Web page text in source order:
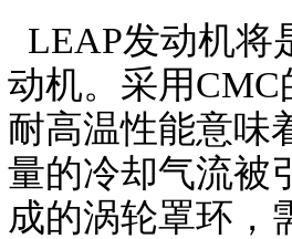
LEAP发动机将
动机。采用
耐高温性能意味
量的冷却气流被
成的涡轮罩环，